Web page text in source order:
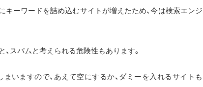
キーワードを詰め込むサイトが増えたため、今は検索エンジ
スパムと考えられる危険性もあります。
いますので、あえて空にするか、ダミーを入れるサイトも